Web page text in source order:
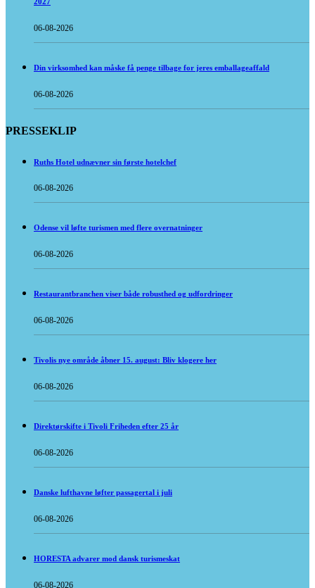
06-08-2026
Din virksomhed kan måske få penge tilbage for jeres emballageaffald
06-08-2026
PRESSEKLIP
Ruths Hotel udnævner sin første hotelchef
06-08-2026
Odense vil løfte turismen med flere overnatninger
06-08-2026
Restaurantbranchen viser både robusthed og udfordringer
06-08-2026
Tivolis nye område åbner 15. august: Bliv klogere her
06-08-2026
Direktørskifte i Tivoli Friheden efter 25 år
06-08-2026
Danske lufthavne løfter passagertal i juli
06-08-2026
HORESTA advarer mod dansk turismeskat
06-08-2026